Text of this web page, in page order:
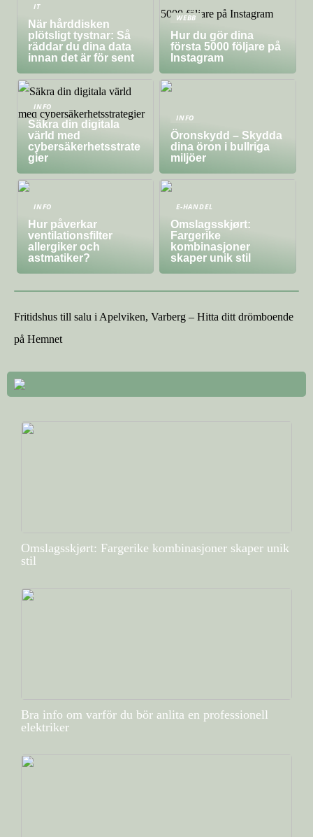
IT
När hårddisken
plötsligt tystnar: Så
räddar du dina data
innan det är för sent
WEBB
Hur du gör dina
första 5000 följare på
Instagram
INFO
Säkra din digitala
värld med
cybersäkerhetsstrate
gier
INFO
Öronskydd – Skydda
dina öron i bullriga
miljöer
INFO
Hur påverkar
ventilationsfilter
allergiker och
astmatiker?
E-HANDEL
Omslagsskjørt:
Fargerike
kombinasjoner
skaper unik stil
Fritidshus till salu i Apelviken, Varberg – Hitta ditt drömboende
på Hemnet
Omslagsskjørt: Fargerike kombinasjoner skaper unik
stil
Bra info om varför du bör anlita en professionell
elektriker